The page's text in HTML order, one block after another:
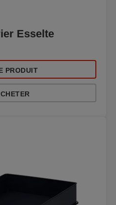
Esselte
PRODUIT